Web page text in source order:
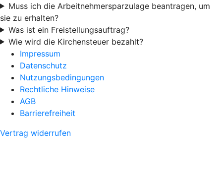
Muss ich die Arbeitnehmersparzulage beantragen, um
sie zu erhalten?
Was ist ein Freistellungsauftrag?
Wie wird die Kirchensteuer bezahlt?
Impressum
Datenschutz
Nutzungsbedingungen
Rechtliche Hinweise
AGB
Barrierefreiheit
Vertrag widerrufen